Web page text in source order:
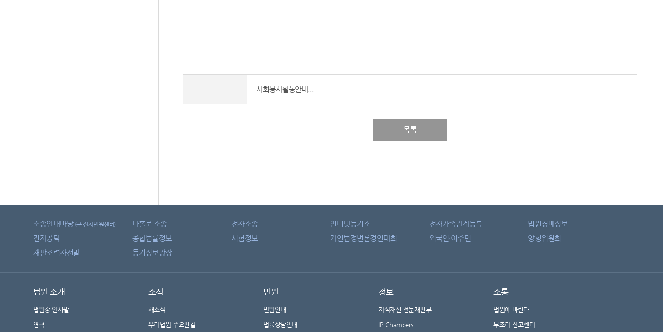
사회봉사활동안내...
목록
소송안내마당 (구 전자민원센터) 나홀로 소송 전자소송 인터넷등기소 전자가족관계등록
법원경매정보
전자공탁
종합법률정보 시험정보 가인법정변론경연대회 외국인·이주민
양형위원회
재판조력자선발
등기정보광장
법원 소개
법원장 인사말
연혁
소식
새소식
우리법원 주요판결
민원
민원안내
법률상담안내
정보
지식재산 전문재판부
IP Chambers
소통
법원에 바란다
부조리 신고센터